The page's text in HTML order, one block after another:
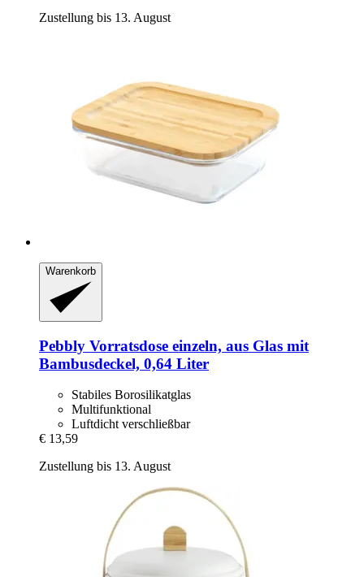
Zustellung bis 13. August
Warenkorb
Pebbly Vorratsdose einzeln, aus Glas mit
Bambusdeckel, 0,64 Liter
Stabiles Borosilikatglas
Multifunktional
Luftdicht verschließbar
€ 13,59
Zustellung bis 13. August